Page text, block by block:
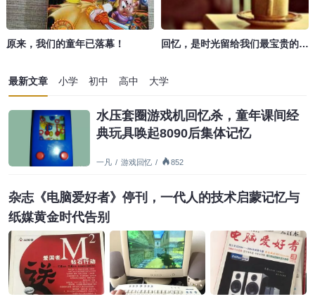
原来，我们的童年已落幕！ 回忆，是时光留给我们最宝贵的礼物
最新文章 小学 初中 高中 大学
水压套圈游戏机回忆杀，童年课间经
典玩具唤起8090后集体记忆
一凡 / 游戏回忆 / 852
杂志《电脑爱好者》停刊，一代人的技术启蒙记忆与
纸媒黄金时代告别